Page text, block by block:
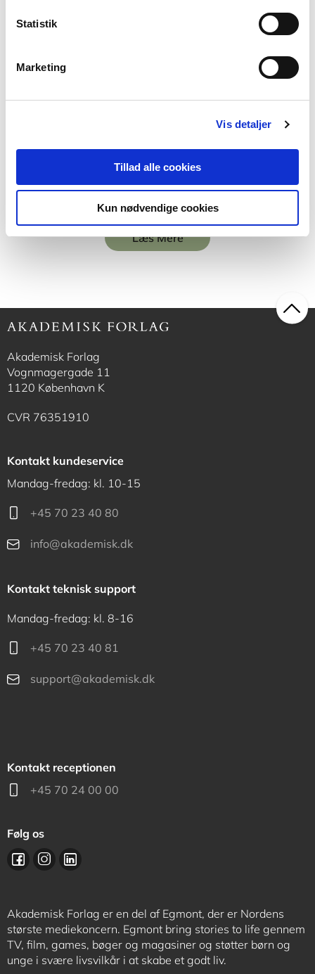
Statistik
Marketing
Vis detaljer
Tillad alle cookies
Kun nødvendige cookies
2 formater
Traumeforståelse
229,95 KR.
Læs Mere
Akademisk Forlag
Vognmagergade 11
1120 København K
CVR 76351910
Kontakt kundeservice
Mandag-fredag: kl. 10-15
+45 70 23 40 80
info@akademisk.dk
Kontakt teknisk support
Mandag-fredag: kl. 8-16
+45 70 23 40 81
support@akademisk.dk
Kontakt receptionen
+45 70 24 00 00
Følg os
Akademisk Forlag er en del af Egmont, der er Nordens
største mediekoncern. Egmont bring stories to life gennem
TV, film, games, bøger og magasiner og støtter børn og
unge i svære livsvilkår i at skabe et godt liv.